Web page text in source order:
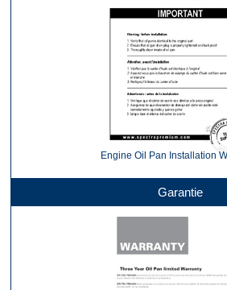
Engine Oil Pan Installation
Garantie